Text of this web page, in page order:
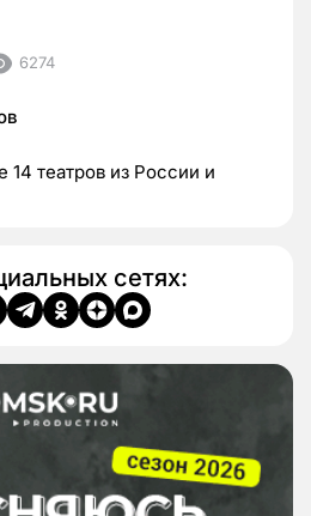
6274
театров из России и
сетях: